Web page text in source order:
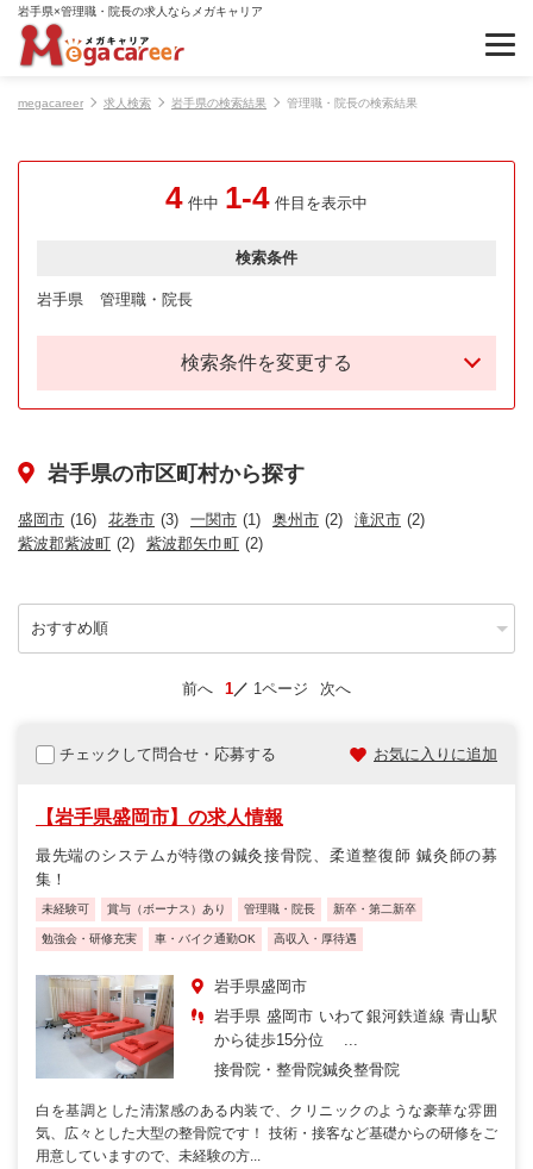
岩手県×管理職・院長の求人ならメガキャリア
megacareer 求人検索 岩手県の検索結果 管理職・院長の検索結果
4 件中 1-4 件目を表示中
検索条件
岩手県 管理職・院長
検索条件を変更する
岩手県の市区町村から探す
盛岡市 (16) 花巻市 (3) 一関市 (1) 奥州市 (2) 滝沢市 (2)
紫波郡紫波町 (2) 紫波郡矢巾町 (2)
前へ 1 1ページ 次へ
チェックして問合せ・応募する お気に入りに追加
【岩手県盛岡市】の求人情報
最先端のシステムが特徴の鍼灸接骨院、柔道整復師 鍼灸師の募
集！
未経験可 賞与（ボーナス）あり 管理職・院長 新卒・第二新卒
勉強会・研修充実 車・バイク通勤OK 高収入・厚待遇
岩手県盛岡市
岩手県 盛岡市 いわて銀河鉄道線 青山駅
から徒歩15分位 ...
接骨院・整骨院鍼灸整骨院
白を基調とした清潔感のある内装で、クリニックのような豪華な雰囲
気、広々とした大型の整骨院です！ 技術・接客など基礎からの研修をご
用意していますので、未経験の方...